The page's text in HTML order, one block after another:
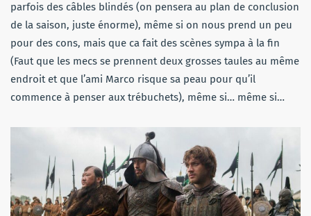
parfois des câbles blindés (on pensera au plan de conclusion
de la saison, juste énorme), même si on nous prend un peu
pour des cons, mais que ca fait des scènes sympa à la fin
(Faut que les mecs se prennent deux grosses taules au même
endroit et que l’ami Marco risque sa peau pour qu’il
commence à penser aux trébuchets), même si… même si…